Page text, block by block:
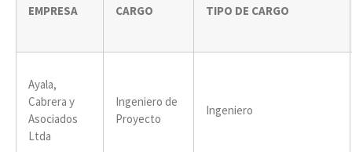
EMPRESA CARGO TIPO DE CARGO
Ayala,
Cabrera y
Asociados
Ltda
Ingeniero de
Proyecto
Ingeniero